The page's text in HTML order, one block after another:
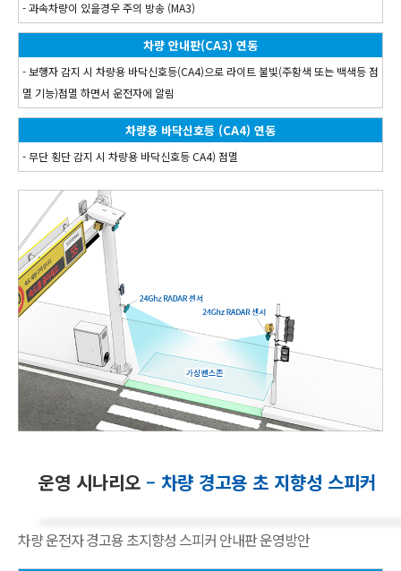
- 과속차량이 있을경우 주의 방송 (MA3)
차량 안내판(CA3) 연동
- 보행자 감지 시 차량용 바닥신호등(CA4)으로 라이트 불빛(주황색 또는 백색등 점
멸 기능)점멸 하면서 운전자에 알림
차량용 바닥신호등 (CA4) 연동
- 무단 횡단 감지 시 차량용 바닥신호등 CA4) 점멸
운영 시나리오 – 차량 경고용 초 지향성 스피커
차량 운전자 경고용 초지향성 스피커 안내판 운영방안